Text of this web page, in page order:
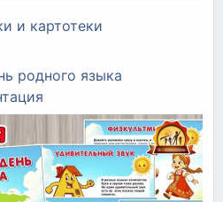
и картотеки
родного языка